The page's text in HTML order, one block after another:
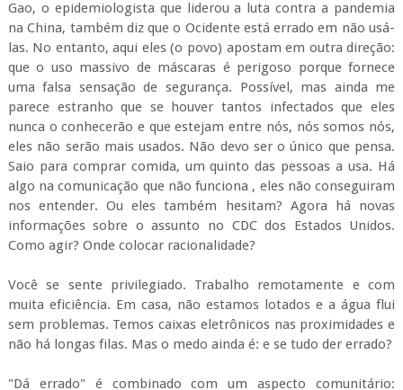
Gao, o epidemiologista que liderou a luta contra a pandemia
na China, também diz que o Ocidente está errado em não usá-
las. No entanto, aqui eles (o povo) apostam em outra direção:
que o uso massivo de máscaras é perigoso porque fornece
uma falsa sensação de segurança. Possível, mas ainda me
parece estranho que se houver tantos infectados que eles
nunca o conhecerão e que estejam entre nós, nós somos nós,
eles não serão mais usados. Não devo ser o único que pensa.
Saio para comprar comida, um quinto das pessoas a usa. Há
algo na comunicação que não funciona , eles não conseguiram
nos entender. Ou eles também hesitam? Agora há novas
informações sobre o assunto no CDC dos Estados Unidos.
Como agir? Onde colocar racionalidade?
Você se sente privilegiado. Trabalho remotamente e com
muita eficiência. Em casa, não estamos lotados e a água flui
sem problemas. Temos caixas eletrônicos nas proximidades e
não há longas filas. Mas o medo ainda é: e se tudo der errado?
"Dá errado" é combinado com um aspecto comunitário: